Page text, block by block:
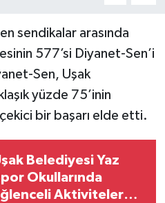
sendikalar arasında
577’si Diyanet-Sen’i
Sen, Uşak
yüzde 75’inin
bir başarı elde etti.
Belediyesi Yaz
Okullarında
Aktiviteler